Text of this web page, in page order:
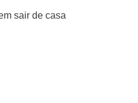
sair de casa